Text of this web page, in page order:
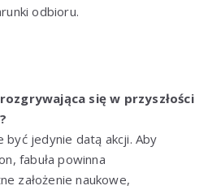
odbioru.
się w przyszłości
być jedynie datą akcji. Aby
fabuła powinna
założenie naukowe,